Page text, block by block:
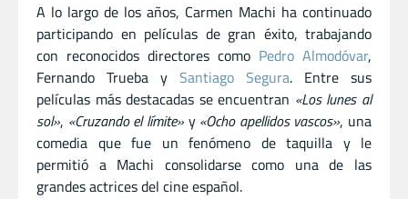
A lo largo de los años, Carmen Machi ha continuado
participando en películas de gran éxito, trabajando
con reconocidos directores como Pedro Almodóvar,
Fernando Trueba y Santiago Segura. Entre sus
películas más destacadas se encuentran «Los lunes al
sol», «Cruzando el límite»y «Ocho apellidos vascos», una
comedia que fue un fenómeno de taquilla y le
permitió a Machi consolidarse como una de las
grandes actrices del cine español.